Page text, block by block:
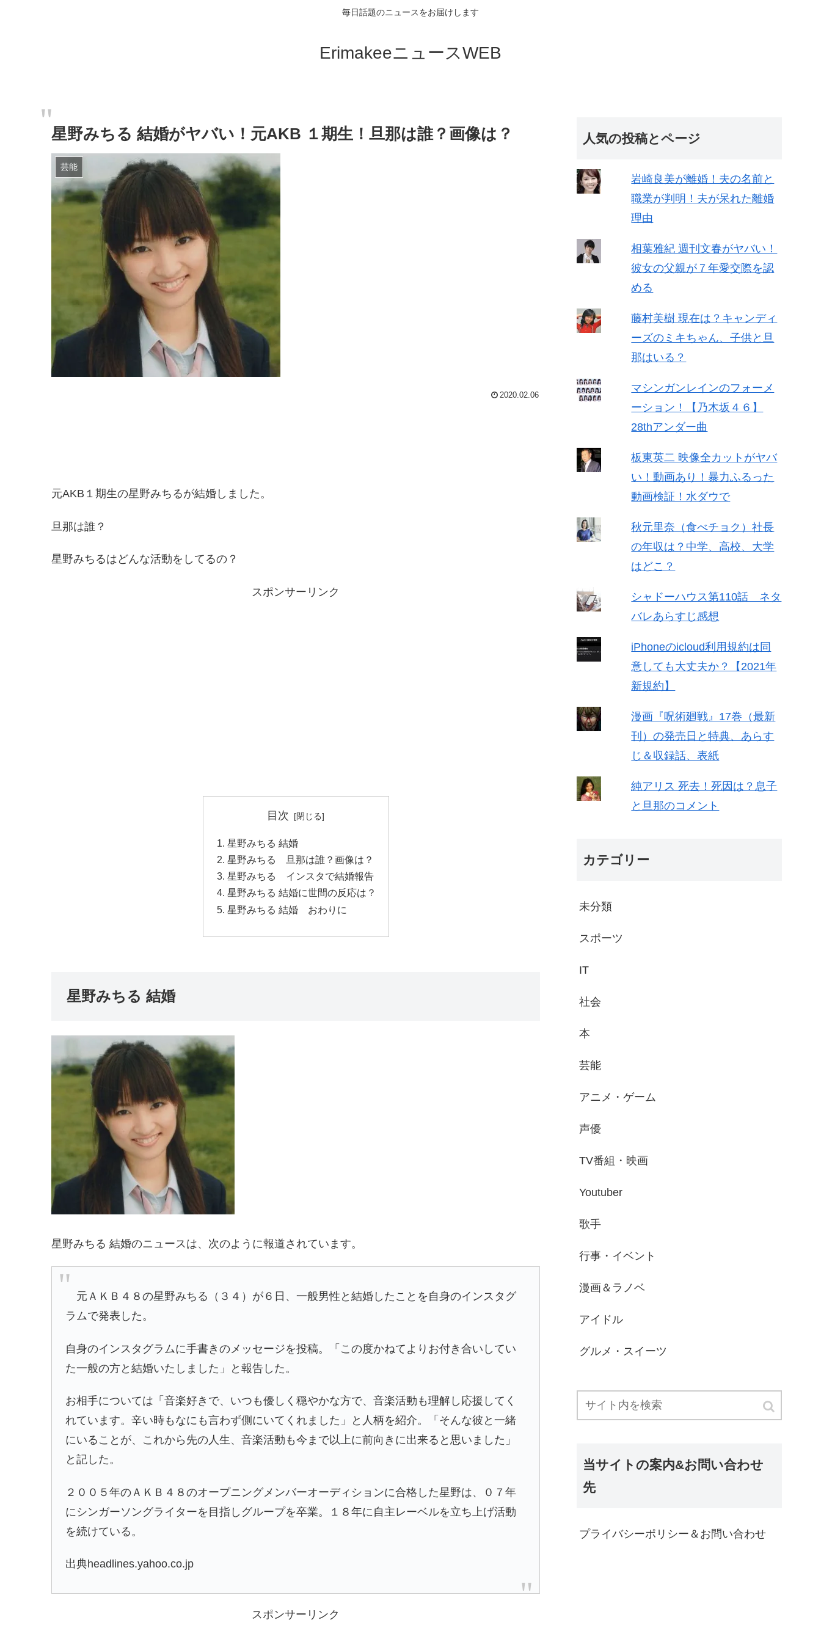
毎日話題のニュースをお届けします
ErimakeeニュースWEB
星野みちる 結婚がヤバい！元AKB １期生！旦那は誰？画像は？
芸能
2020.02.06
元AKB１期生の星野みちるが結婚しました。
旦那は誰？
星野みちるはどんな活動をしてるの？
スポンサーリンク
目次
星野みちる 結婚
星野みちる 旦那は誰？画像は？
星野みちる インスタで結婚報告
星野みちる 結婚に世間の反応は？
星野みちる 結婚 おわりに
星野みちる 結婚
星野みちる 結婚のニュースは、次のように報道されています。
元ＡＫＢ４８の星野みちる（３４）が６日、一般男性と結婚したことを自身のインスタグ
ラムで発表した。
自身のインスタグラムに手書きのメッセージを投稿。「この度かねてよりお付き合いしてい
た一般の方と結婚いたしました」と報告した。
お相手については「音楽好きで、いつも優しく穏やかな方で、音楽活動も理解し応援してく
れています。辛い時もなにも言わず側にいてくれました」と人柄を紹介。「そんな彼と一緒
にいることが、これから先の人生、音楽活動も今まで以上に前向きに出来ると思いました」
と記した。
２００５年のＡＫＢ４８のオープニングメンバーオーディションに合格した星野は、０７年
にシンガーソングライターを目指しグループを卒業。１８年に自主レーベルを立ち上げ活動
を続けている。
出典headlines.yahoo.co.jp
スポンサーリンク
人気の投稿とページ
岩崎良美が離婚！夫の名前と
職業が判明！夫が呆れた離婚
理由
相葉雅紀 週刊文春がヤバい！
彼女の父親が７年愛交際を認
める
藤村美樹 現在は？キャンディ
ーズのミキちゃん、子供と旦
那はいる？
マシンガンレインのフォーメ
ーション！【乃木坂４６】
28thアンダー曲
板東英二 映像全カットがヤバ
い！動画あり！暴力ふるった
動画検証！水ダウで
秋元里奈（食べチョク）社長
の年収は？中学、高校、大学
はどこ？
シャドーハウス第110話 ネタ
バレあらすじ感想
iPhoneのicloud利用規約は同
意しても大丈夫か？【2021年
新規約】
漫画『呪術廻戦』17巻（最新
刊）の発売日と特典、あらす
じ＆収録話、表紙
純アリス 死去！死因は？息子
と旦那のコメント
カテゴリー
未分類
スポーツ
IT
社会
本
芸能
アニメ・ゲーム
声優
TV番組・映画
Youtuber
歌手
行事・イベント
漫画＆ラノベ
アイドル
グルメ・スイーツ
当サイトの案内&お問い合わせ
先
プライバシーポリシー＆お問い合わせ